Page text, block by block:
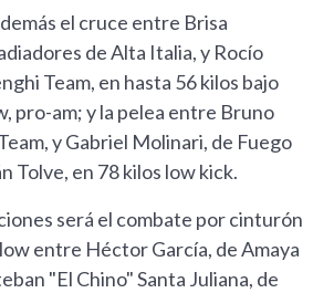
el cruce entre Brisa
de Alta Italia, y Rocío
Team, en hasta 56 kilos bajo
pro-am; y la pelea entre Bruno
y Gabriel Molinari, de Fuego
Tolve, en 78 kilos low kick.
será el combate por cinturón
entre Héctor García, de Amaya
"El Chino" Santa Juliana, de